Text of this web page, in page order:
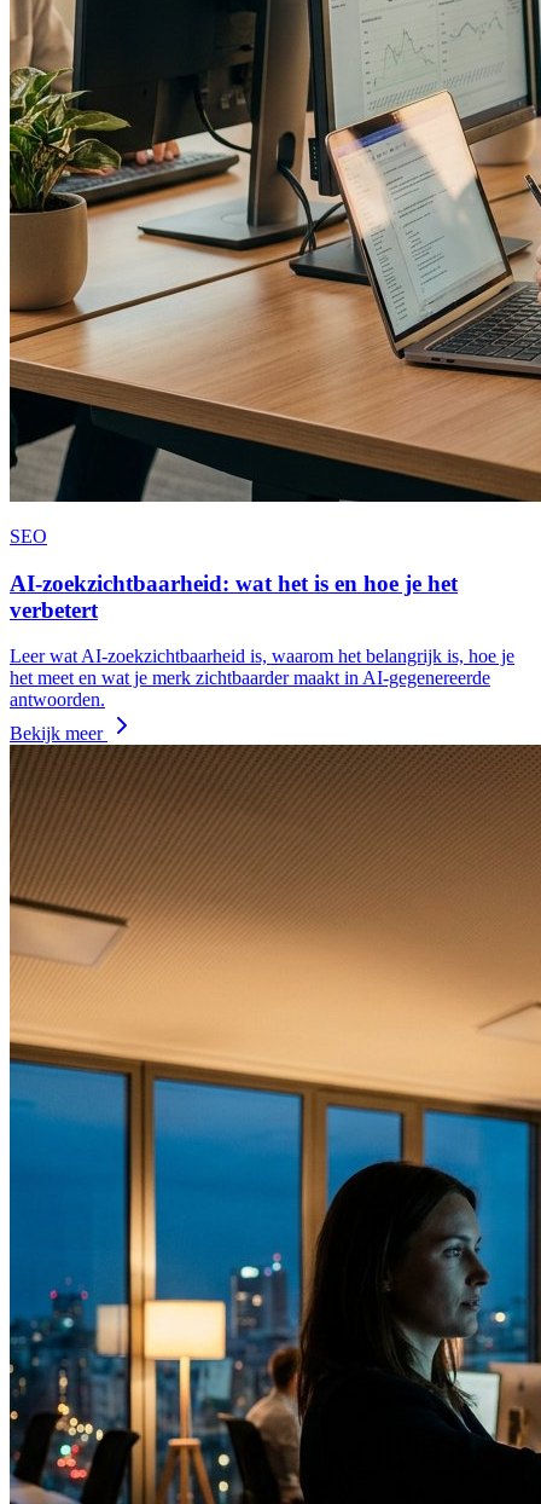
SEO
AI-zoekzichtbaarheid: wat het is en hoe je het
verbetert
Leer wat AI‑zoekzichtbaarheid is, waarom het belangrijk is, hoe je
het meet en wat je merk zichtbaarder maakt in AI‑gegenereerde
antwoorden.
Bekijk meer